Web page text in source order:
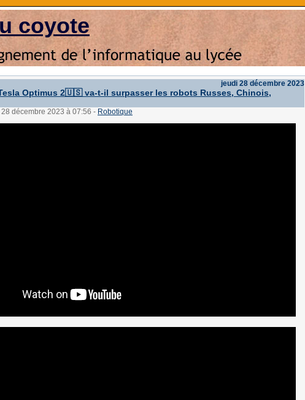
coyote
jeudi 28 décembre 2023
Optimus 2🇺🇸 va-t-il surpasser les robots Russes, Chinois,
décembre 2023 à 07:56 - Robotique